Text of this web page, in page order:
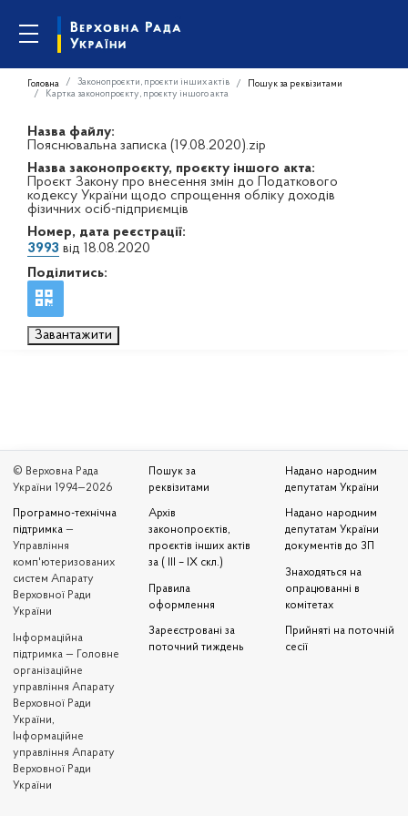
Головна Законопроєкти, проєкти інших актів
Пошук за реквізитами
Картка законопроєкту, проєкту іншого акта
Назва файлу:
Пояснювальна записка (19.08.2020).zip
Назва законопроєкту, проєкту іншого акта:
Проєкт Закону про внесення змін до Податкового
кодексу України щодо спрощення обліку доходів
фізичних осіб-підприємців
Номер, дата реєстрації:
3993 від 18.08.2020
Поділитись:
Завантажити
© Верховна Рада
України 1994—2026
Програмно-технічна
підтримка —
Управління
комп'ютеризованих
систем Апарату
Верховної Ради
України
Iнформаційна
підтримка — Головне
організаційне
управління Апарату
Верховної Ради
України,
Інформаційне
управління Апарату
Верховної Ради
України
Пошук за
реквізитами
Архів
законопроєктів,
проєктів інших актів
за ( III – IX скл.)
Правила
оформлення
Зареєстровані за
поточний тиждень
Надано народним
депутатам України
Надано народним
депутатам України
документів до ЗП
Знаходяться на
опрацюванні в
комітетах
Прийняті на поточній
сесії